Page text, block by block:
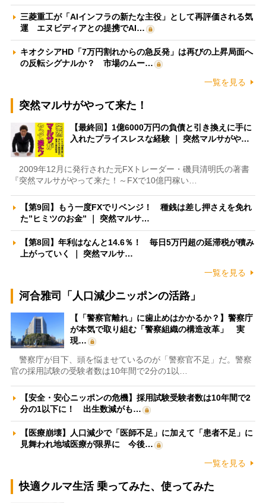
三菱重工が「AIインフラの新たな主役」として再評価される気
運 エヌビディアとの提携でAI…
キオクシアHD「7万円割れからの急反発」は再びの上昇局面へ
の反転シグナルか？ 市場のムー…
一覧を見る
突然マルサがやって来た！
【最終回】1億6000万円の負債と引き換えに手に
入れたプライスレスな経験 ｜ 突然マルサがや…
2009年12月に発行された元FXトレーダー・磯貝清明氏の著書
『突然マルサがやって来た！～FXで10億円稼い…
【第9回】もう一度FXでリベンジ！ 種銭は差し押さえを免れ
た”ヒミツのお金” ｜ 突然マルサ…
【第8回】年利はなんと14.6％！ 毎日5万円超の延滞税が積み
上がっていく ｜ 突然マルサ…
一覧を見る
河合雅司「人口減少ニッポンの活路」
【「警察官離れ」に歯止めはかかるか？】警察庁
が本気で取り組む「警察組織の構造改革」 実
現…
警察庁が目下、頭を悩ませているのが「警察官不足」だ。警察
官の採用試験の受験者数は10年間で2分の1以…
【安全・安心ニッポンの危機】採用試験受験者数は10年間で2
分の1以下に！ 出生数減がも…
【医療崩壊】人口減少で「医師不足」に加えて「患者不足」に
見舞われ地域医療が限界に 今後…
一覧を見る
快適クルマ生活 乗ってみた、使ってみた